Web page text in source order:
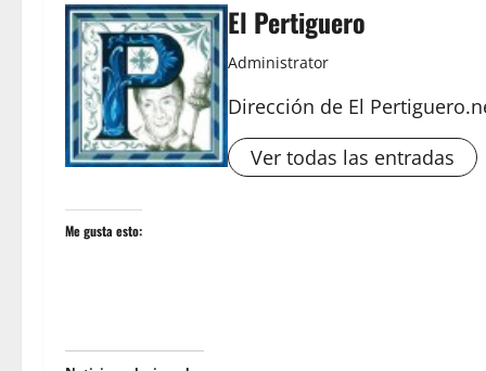
El Pertiguero
Administrator
Dirección de El
Ver todas las entradas
Me gusta esto: